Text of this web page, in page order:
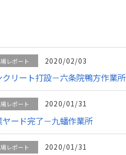
レポート 2020/02/03
クリート打設－六条院鴨方作業所
レポート 2020/01/31
ヤード完了－九蟠作業所
レポート 2020/01/31